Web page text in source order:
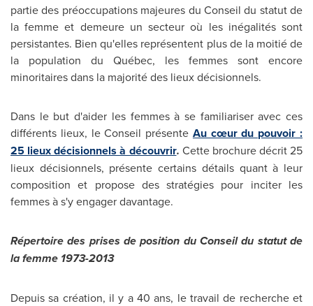
partie des préoccupations majeures du Conseil du statut de
la femme et demeure un secteur où les inégalités sont
persistantes. Bien qu'elles représentent plus de la moitié de
la population du Québec, les femmes sont encore
minoritaires dans la majorité des lieux décisionnels.
Dans le but d'aider les femmes à se familiariser avec ces
différents lieux, le Conseil présente Au cœur du pouvoir :
25 lieux décisionnels à découvrir. Cette brochure décrit 25
lieux décisionnels, présente certains détails quant à leur
composition et propose des stratégies pour inciter les
femmes à s'y engager davantage.
Répertoire des prises de position du Conseil du statut de
la femme 1973-2013
Depuis sa création, il y a 40 ans, le travail de recherche et